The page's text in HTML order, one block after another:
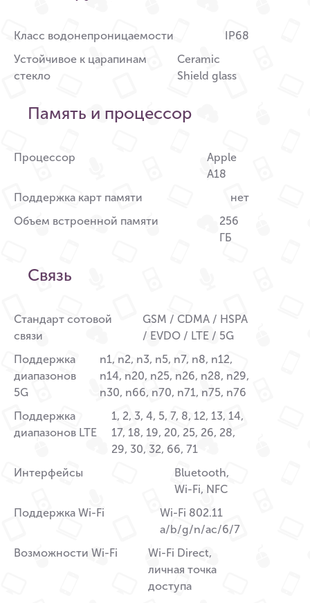
Класс водонепроницаемости
IP68
Устойчивое к царапинам
стекло
Ceramic
Shield glass
Память и процессор
Процессор
Apple
A18
Поддержка карт памяти
нет
Объем встроенной памяти
256
ГБ
Связь
Стандарт сотовой
связи
GSM / CDMA / HSPA
/ EVDO / LTE / 5G
Поддержка
диапазонов
5G
n1, n2, n3, n5, n7, n8, n12,
n14, n20, n25, n26, n28, n29,
n30, n66, n70, n71, n75, n76
Поддержка
диапазонов LTE
1, 2, 3, 4, 5, 7, 8, 12, 13, 14,
17, 18, 19, 20, 25, 26, 28,
29, 30, 32, 66, 71
Интерфейсы
Bluetooth,
Wi-Fi, NFC
Поддержка Wi-Fi
Wi-Fi 802.11
a/b/g/n/ac/6/7
Возможности Wi-Fi
Wi-Fi Direct,
личная точка
доступа